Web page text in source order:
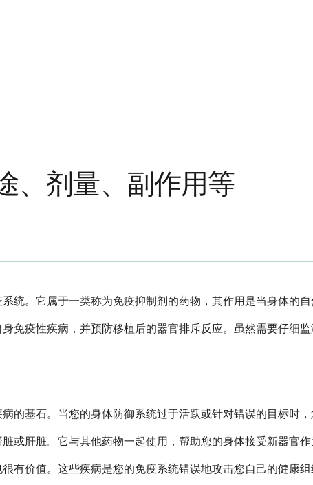
、剂量、副作用等
统。它属于一类称为免疫抑制剂的药物，其作用是当身体的
免疫性疾病，并预防移植后的器官排斥反应。虽然需要仔细
的基石。当您的身体防御系统过于活跃或针对错误的目标时，
或肝脏。它与其他药物一起使用，帮助您的身体接受新器官作
有价值。这些疾病是您的免疫系统错误地攻击您自己的健康组